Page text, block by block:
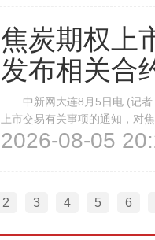
焦炭期权上
发布相关合
中新网大连8月5日电 (记者
上市交易有关事项的通知，对
基准价等事项进行了明确。
2026-08-05
2 3 4 5 6